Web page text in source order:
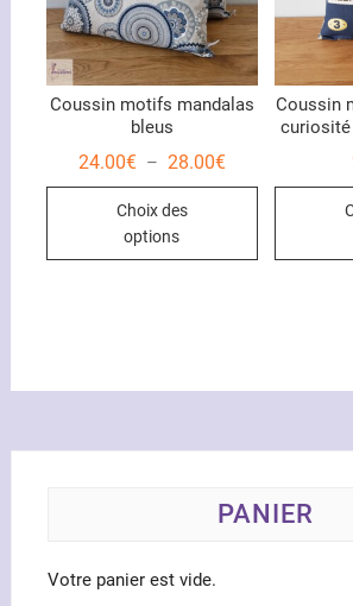
Coussin motifs mandalas
bleus
24.00€ – 28.00€Plage
Choix des
options
Ce
peuvent
choisies
la
Coussin
curiosité
PANIER
Votre panier est vide.